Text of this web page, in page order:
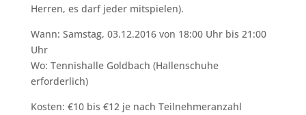
Herren, es darf jeder mitspielen).
Wann: Samstag, 03.12.2016 von 18:00 Uhr bis 21:00
Uhr
Wo: Tennishalle Goldbach (Hallenschuhe
erforderlich)
Kosten: €10 bis €12 je nach Teilnehmeranzahl